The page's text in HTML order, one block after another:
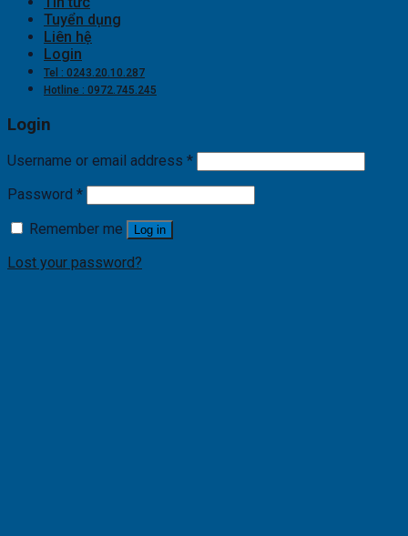
Tuyển dụng
Liên hệ
Login
Tel : 0243.20.10.287
Hotline : 0972.745.245
Login
Username or email address *
Password *
Remember me
Log in
Lost your password?